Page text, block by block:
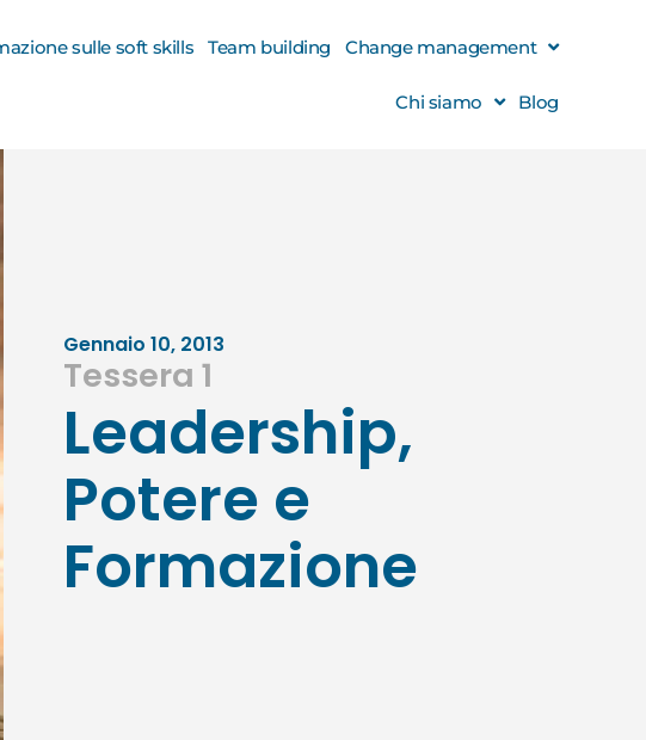
sulle soft skills Team building Change management
Chi siamo Blog
Gennaio 10, 2013
Tessera 1
Leadership,
Potere e
Formazione